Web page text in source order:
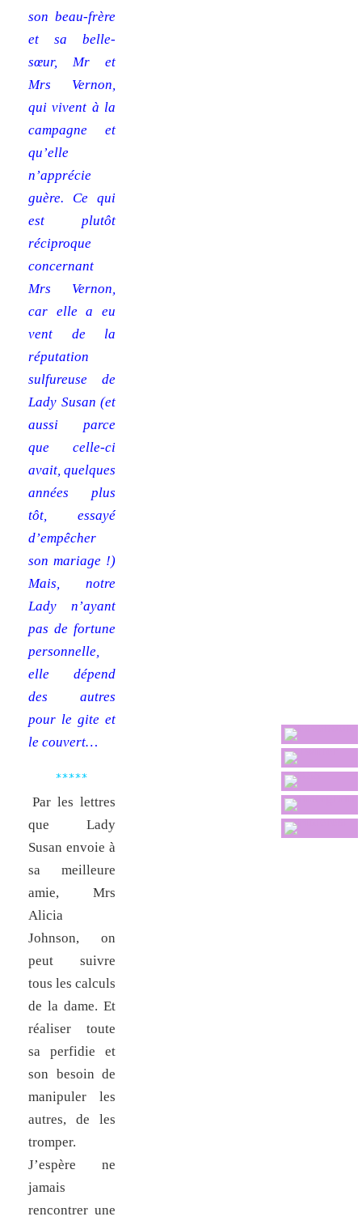
son beau-frère
et sa belle-
sœur, Mr et
Mrs Vernon,
qui vivent à la
campagne et
qu’elle
n’apprécie
guère. Ce qui
est plutôt
réciproque
concernant
Mrs Vernon,
car elle a eu
vent de la
réputation
sulfureuse de
Lady Susan (et
aussi parce
que celle-ci
avait, quelques
années plus
tôt, essayé
d’empêcher
son mariage !)
Mais, notre
Lady n’ayant
pas de fortune
personnelle,
elle dépend
des autres
pour le gite et
le couvert…
*****
Par les lettres
que Lady
Susan envoie à
sa meilleure
amie, Mrs
Alicia
Johnson, on
peut suivre
tous les calculs
de la dame. Et
réaliser toute
sa perfidie et
son besoin de
manipuler les
autres, de les
tromper.
J’espère ne
jamais
rencontrer une